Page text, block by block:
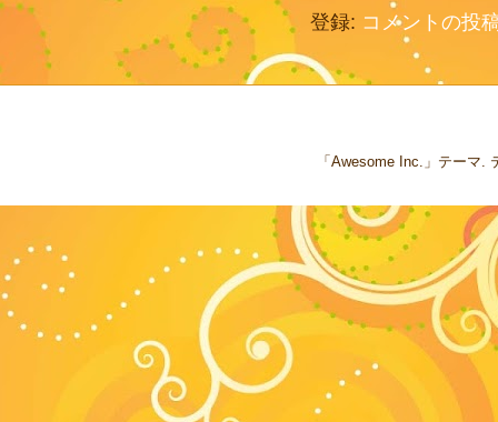
登録: コメントの投
「Awesome Inc.」テーマ.